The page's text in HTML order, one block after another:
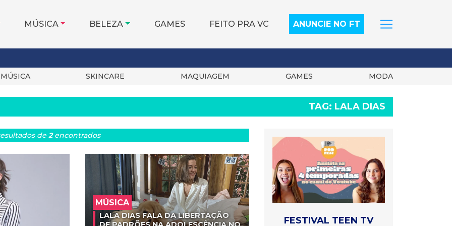
MÚSICA BELEZA GAMES FEITO PRA VC ANUNCIE NO FT
MÚSICA SKINCARE MAQUIAGEM GAMES MODA
TAG: LALA DIAS
de 2encontrados
MÚSICA
LALA DIAS FALA DA LIBERTAÇÃO
FESTIVAL TEEN TV